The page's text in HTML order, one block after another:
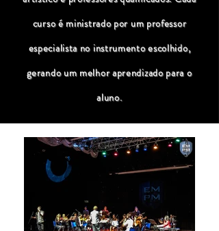
curso é ministrado por um professor
especialista no instrumento escolhido,
gerando um melhor aprendizado para o
aluno.